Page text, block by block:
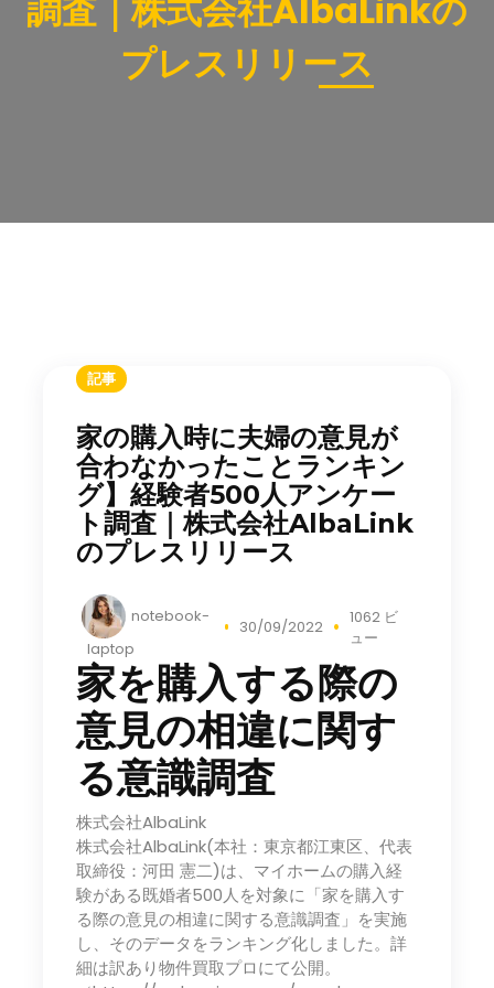
調査｜株式会社AlbaLinkの
プレスリリース
記事
家の購入時に夫婦の意見が
合わなかったことランキン
グ】経験者500人アンケー
ト調査｜株式会社AlbaLink
のプレスリリース
notebook-
laptop
30/09/2022
1062 ビ
ュー
家を購入する際の
意見の相違に関す
る意識調査
株式会社AlbaLink
株式会社AlbaLink(本社：東京都江東区、代表
取締役：河田 憲二)は、マイホームの購入経
験がある既婚者500人を対象に「家を購入す
る際の意見の相違に関する意識調査」を実施
し、そのデータをランキング化しました。詳
細は訳あり物件買取プロにて公開。